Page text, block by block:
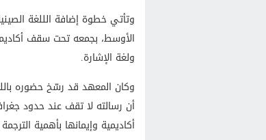
وتأتي خطوة إضافة الللغة
الأوسط، بجمعه تحت سقف
ولغة الإشارة.
وكان المعهد قد رسّخ حضوره
أن رسالته لا تقف عند حدود
أكاديمية وإيمانها بأهمية